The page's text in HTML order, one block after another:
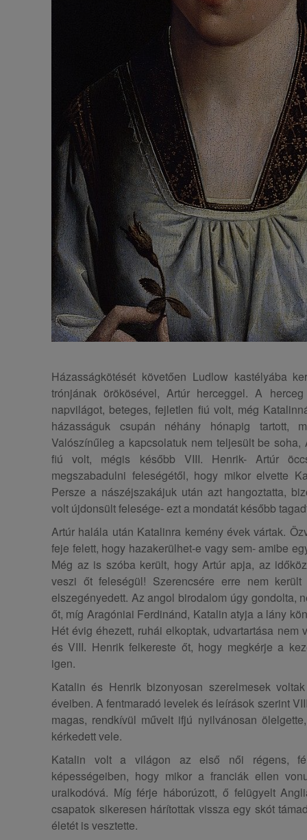
Házasságkötését követően Ludlow kastélyába
trónjának örökösével, Artúr herceggel. A
napvilágot, beteges, fejletlen fiú volt, még
házasságuk csupán néhány hónapig tartott,
Valószínűleg a kapcsolatuk nem teljesült be soha,
fiú volt, mégis később VIII. Henrik- Artúr
megszabadulni feleségétől, hogy mikor elvette
Persze a nászéjszakájuk után azt hangoztatta,
volt újdonsült felesége- ezt a mondatát később
Artúr halála után Katalinra kemény évek vártak.
feje felett, hogy hazakerülhet-e vagy sem- amibe
Még az is szóba került, hogy Artúr apja, az
veszi őt feleségül! Szerencsére erre nem
elszegényedett. Az angol birodalom úgy gondolta,
őt, míg Aragóniai Ferdinánd, Katalin atyja a lány
Hét évig éhezett, ruhái elkoptak, udvartartása nem
és VIII. Henrik felkereste őt, hogy megkérje a
igen.
Katalin és Henrik bizonyosan szerelmesek
éveiben. A fentmaradó levelek és leírások szerint
magas, rendkívül művelt ifjú nyilvánosan
kérkedett vele.
Katalin volt a világon az első női régens,
képességeiben, hogy mikor a franciák ellen
uralkodóvá. Míg férje háborúzott, ő felügyelt
csapatok sikeresen hárítottak vissza egy skót
életét is vesztette.